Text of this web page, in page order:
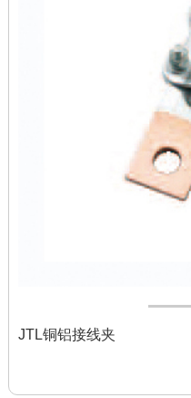
JTL铜铝接线夹